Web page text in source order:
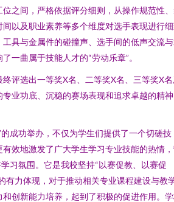
之间，严格依据评分细则，从操作规范性
以及职业素养等多个维度对选手表现进行
具与金属件的碰撞声、选手间的低声交流
一曲属于技能人才的“劳动乐章”。
评选出一等奖X名、二等奖X名、三等奖X
业功底、沉稳的赛场表现和追求卓越的精
成功举办，不仅为学生们提供了一个切磋技
效地激发了广大学生学习专业技能的热情
习氛围。它是我校坚持“以赛促教、以赛促
有力体现，对于推动相关专业课程建设与教
创新能力培养，起到了积极的促进作用。